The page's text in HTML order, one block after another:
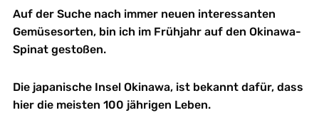
Auf der Suche nach immer neuen interessanten
Gemüsesorten, bin ich im Frühjahr auf den Okinawa-
Spinat gestoßen.
Die japanische Insel Okinawa, ist bekannt dafür, dass
hier die meisten 100 jährigen Leben.